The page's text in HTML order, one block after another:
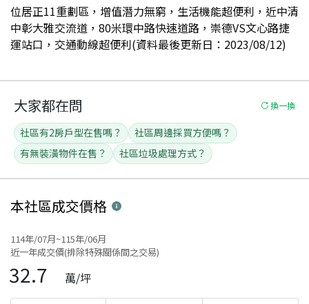
位居正11重劃區，增值潛力無窮，生活機能超便利，近中清
中彰大雅交流道，80米環中路快速道路，崇德VS文心路捷
運站口，交通動線超便利(資料最後更新日：2023/08/12)
大家都在問 換一換
社區有2房戶型在售嗎？
社區周邊採買方便嗎？
有無裝潢物件在售？
社區垃圾處理方式？
本社區成交價格
114年/07月~115年/06月
近一年成交價(排除特殊關係間之交易)
32.7 萬/坪